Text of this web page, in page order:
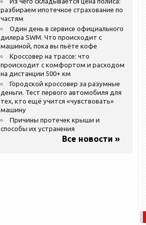
разбираем ипотечное страхование по
частям
Один день в сервисе официального
дилера SWM. Что происходит с
машиной, пока вы пьёте кофе
Кроссовер на трассе: что
происходит с комфортом и расходом
на дистанции 500+ км
Городской кроссовер за разумные
деньги. Тест первого автомобиля для
тех, кто ещё учится «чувствовать»
машину
Причины протечек крыши и
способы их устранения
Все новости »